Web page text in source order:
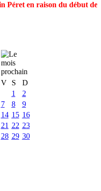
Péret en raison du début
V S
D
1
2
7 8
9
14 15 16
21 22 23
28 29 30